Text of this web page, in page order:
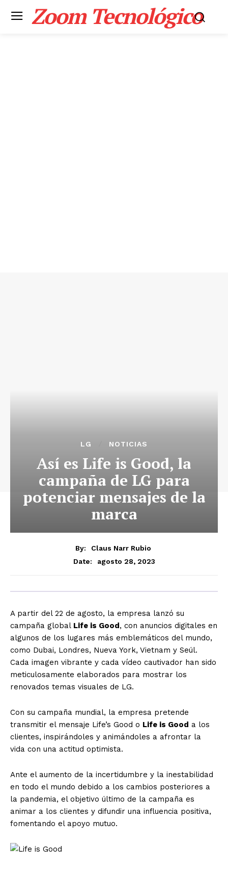
Zoom Tecnológico
LG NOTICIAS
Así es Life is Good, la
campaña de LG para
potenciar mensajes de la
marca
By:
Claus Narr Rubio
Date:
agosto 28, 2023
A partir del 22 de agosto, la empresa lanzó su
campaña global Life is Good, con anuncios digitales en
algunos de los lugares más emblemáticos del mundo,
como Dubai, Londres, Nueva York, Vietnam y Seúl.
Cada imagen vibrante y cada vídeo cautivador han sido
meticulosamente elaborados para mostrar los
renovados temas visuales de LG.
Con su campaña mundial, la empresa pretende
transmitir el mensaje Life’s Good o Life is Good a los
clientes, inspirándoles y animándoles a afrontar la
vida con una actitud optimista.
Ante el aumento de la incertidumbre y la inestabilidad
en todo el mundo debido a los cambios posteriores a
la pandemia, el objetivo último de la campaña es
animar a los clientes y difundir una influencia positiva,
fomentando el apoyo mutuo.